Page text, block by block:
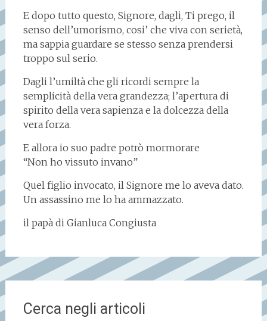
E dopo tutto questo, Signore, dagli, Ti prego, il
senso dell’umorismo, cosi’ che viva con serietà,
ma sappia guardare se stesso senza prendersi
troppo sul serio.
Dagli l’umiltà che gli ricordi sempre la
semplicità della vera grandezza; l’apertura di
spirito della vera sapienza e la dolcezza della
vera forza.
E allora io suo padre potrò mormorare
“Non ho vissuto invano”
Quel figlio invocato, il Signore me lo aveva dato.
Un assassino me lo ha ammazzato.
il papà di Gianluca Congiusta
Cerca negli articoli